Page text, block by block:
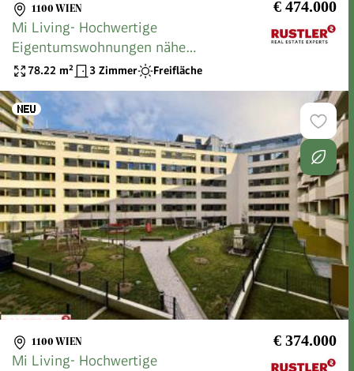
1100 WIEN € 474.000
Mi Living- Hochwertige
Eigentumswohnungen nähe
Hauptbahnhof
78.22 m² 3 Zimmer Freifläche
1100 WIEN € 374.000
Mi Living- Hochwertige